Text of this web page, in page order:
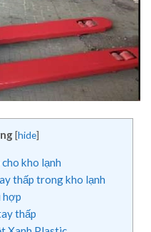
[hide]
kho lạnh
thấp trong kho lạnh
hợp
thấp